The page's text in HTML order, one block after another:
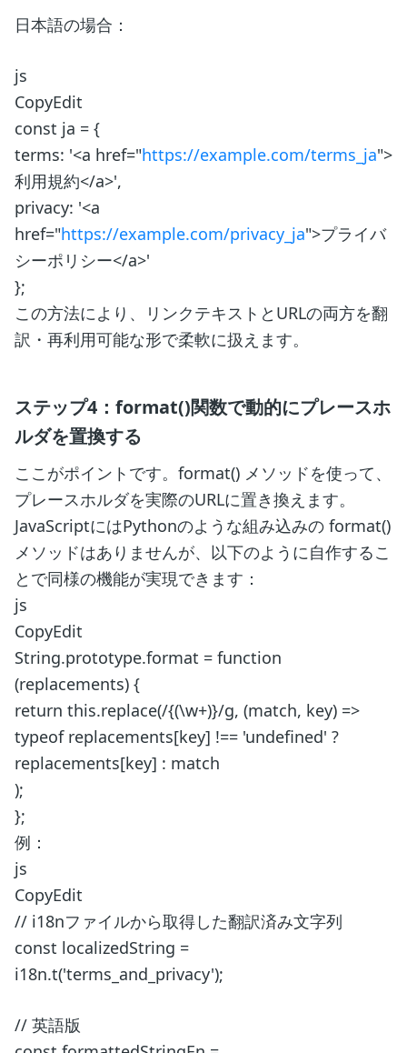
日本語の場合：
js
CopyEdit
const ja = {
terms: '<a href="https://example.com/terms_ja">
利用規約</a>',
privacy: '<a
href="https://example.com/privacy_ja">プライバ
シーポリシー</a>'
};
この方法により、リンクテキストとURLの両方を翻
訳・再利用可能な形で柔軟に扱えます。
ステップ4：format()関数で動的にプレースホ
ルダを置換する
ここがポイントです。format() メソッドを使って、
プレースホルダを実際のURLに置き換えます。
JavaScriptにはPythonのような組み込みの format()
メソッドはありませんが、以下のように自作するこ
とで同様の機能が実現できます：
js
CopyEdit
String.prototype.format = function
(replacements) {
return this.replace(/{(\w+)}/g, (match, key) =>
typeof replacements[key] !== 'undefined' ?
replacements[key] : match
);
};
例：
js
CopyEdit
// i18nファイルから取得した翻訳済み文字列
const localizedString =
i18n.t('terms_and_privacy');
// 英語版